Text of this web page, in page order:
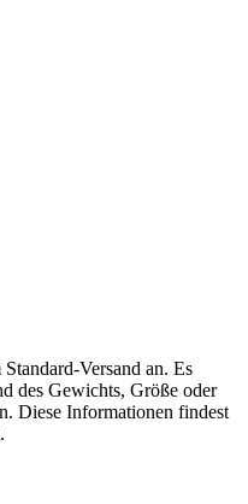
Versand an. Es
des Gewichts, Größe oder
Diese Informationen findest